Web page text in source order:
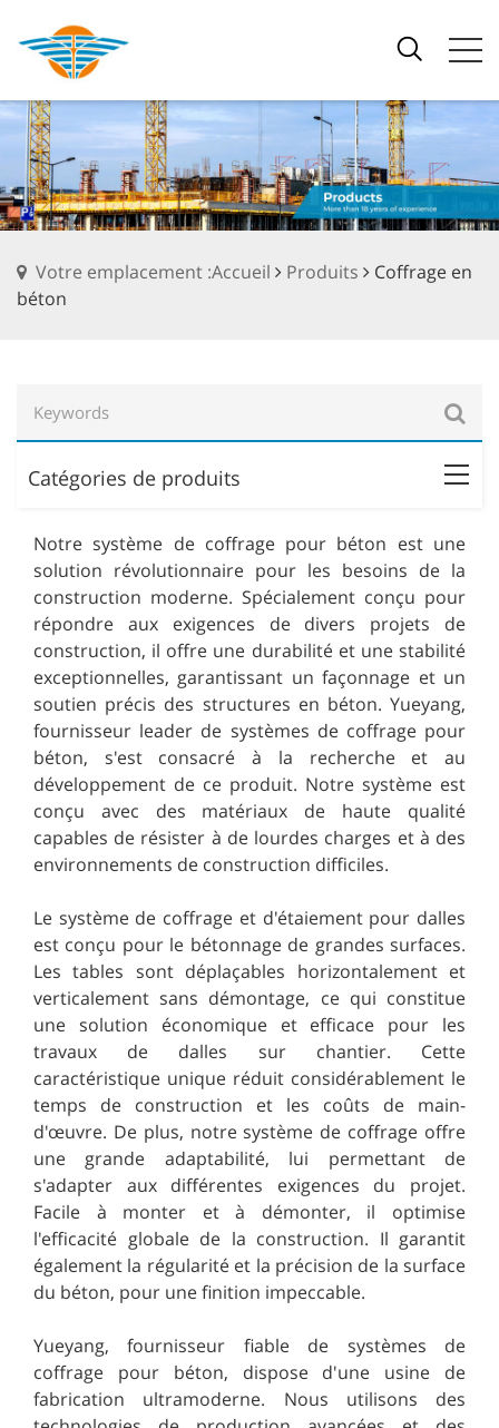
Votre emplacement :Accueil Produits
Coffrage en
béton
Catégories de produits
Notre système de coffrage pour béton est une
solution révolutionnaire pour les besoins de la
construction moderne. Spécialement conçu pour
répondre aux exigences de divers projets de
construction, il offre une durabilité et une stabilité
exceptionnelles, garantissant un façonnage et un
soutien précis des structures en béton. Yueyang,
fournisseur leader de systèmes de coffrage pour
béton, s'est consacré à la recherche et au
développement de ce produit. Notre système est
conçu avec des matériaux de haute qualité
capables de résister à de lourdes charges et à des
environnements de construction difficiles.
Le système de coffrage et d'étaiement pour dalles
est conçu pour le bétonnage de grandes surfaces.
Les tables sont déplaçables horizontalement et
verticalement sans démontage, ce qui constitue
une solution économique et efficace pour les
travaux de dalles sur chantier. Cette
caractéristique unique réduit considérablement le
temps de construction et les coûts de main-
d'œuvre. De plus, notre système de coffrage offre
une grande adaptabilité, lui permettant de
s'adapter aux différentes exigences du projet.
Facile à monter et à démonter, il optimise
l'efficacité globale de la construction. Il garantit
également la régularité et la précision de la surface
du béton, pour une finition impeccable.
Yueyang, fournisseur fiable de systèmes de
coffrage pour béton, dispose d'une usine de
fabrication ultramoderne. Nous utilisons des